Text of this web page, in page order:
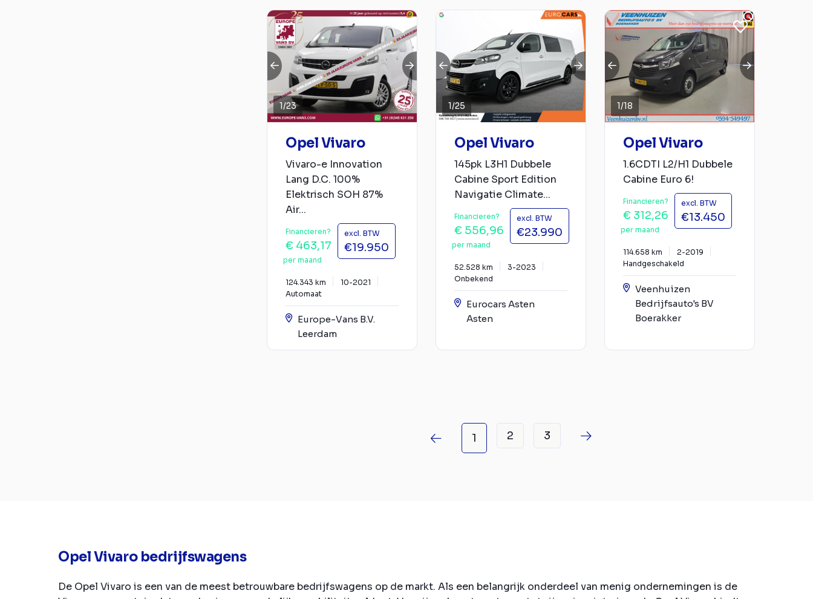
1/23
Opel Vivaro
Vivaro-e Innovation
Lang D.C. 100%
Elektrisch SOH 87%
Air...
Financieren?
€ 463,17
per maand
excl. BTW
€19.950
124.343 km
10-2021
Automaat
Europe-Vans B.V.
Leerdam
1/25
Opel Vivaro
145pk L3H1 Dubbele
Cabine Sport Edition
Navigatie Climate...
Financieren?
€ 556,96
per maand
excl. BTW
€23.990
52.528 km
3-2023
Onbekend
Eurocars Asten
Asten
1/18
Opel Vivaro
1.6CDTI L2/H1 Dubbele
Cabine Euro 6!
Financieren?
€ 312,26
per maand
excl. BTW
€13.450
114.658 km
2-2019
Handgeschakeld
Veenhuizen
Bedrijfsauto's BV
Boerakker
1 2 3
Opel Vivaro bedrijfswagens
De Opel Vivaro is een van de meest betrouwbare bedrijfswagens op de markt. Als een belangrijk onderdeel van menig ondernemingen is de